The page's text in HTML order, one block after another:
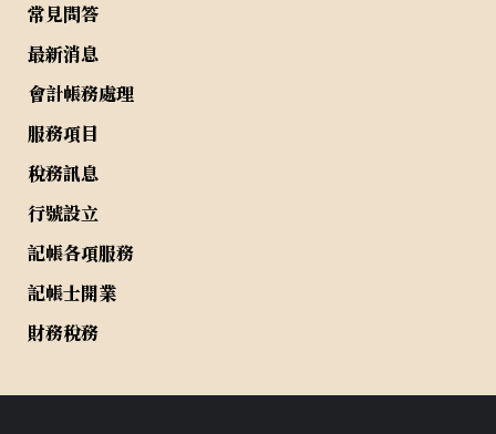
常見問答
最新消息
會計帳務處理
服務項目
稅務訊息
行號設立
記帳各項服務
記帳士開業
財務稅務